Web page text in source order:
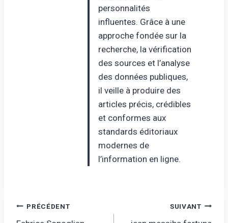
personnalités
influentes. Grâce à une
approche fondée sur la
recherche, la vérification
des sources et l’analyse
des données publiques,
il veille à produire des
articles précis, crédibles
et conformes aux
standards éditoriaux
modernes de
l’information en ligne.
Navigation
PRÉCÉDENT SUIVANT